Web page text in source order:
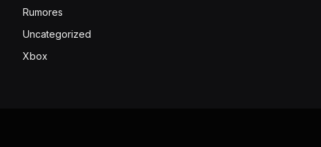
Rumores
Uncategorized
Xbox